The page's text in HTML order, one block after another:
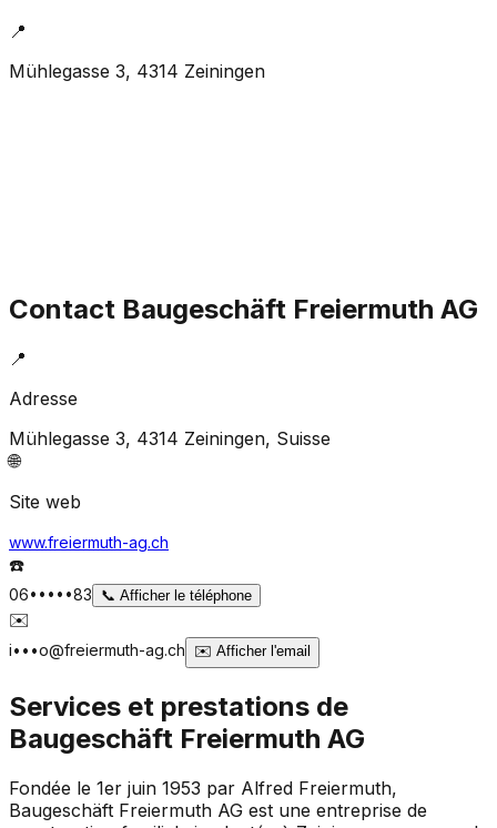
📍
Mühlegasse 3, 4314 Zeiningen
Contact Baugeschäft Freiermuth AG
📍
Adresse
Mühlegasse 3, 4314 Zeiningen, Suisse
🌐
Site web
www.freiermuth-ag.ch
☎️
06•••••83 📞 Afficher le téléphone
✉️
i•••o@freiermuth-ag.ch ✉️ Afficher l'email
Services et prestations de
Baugeschäft Freiermuth AG
Fondée le 1er juin 1953 par Alfred Freiermuth,
Baugeschäft Freiermuth AG est une entreprise de